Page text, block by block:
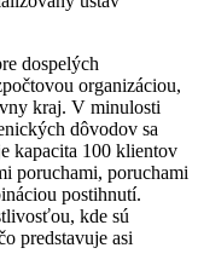
dospelých
organizáciou,
kraj. V minulosti
dôvodov sa
kapacita 100 klientov
poruchami, poruchami
postihnutí.
kde sú
predstavuje asi